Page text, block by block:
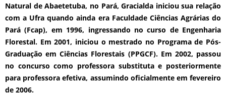
Natural de Abaetetuba, no Pará, Gracialda iniciou sua relação
com a Ufra quando ainda era Faculdade Ciências Agrárias do
Pará (Fcap), em 1996, ingressando no curso de Engenharia
Florestal. Em 2001, iniciou o mestrado no Programa de Pós-
Graduação em Ciências Florestais (PPGCF). Em 2002, passou
no concurso como professora substituta e posteriormente
para professora efetiva, assumindo oficialmente em fevereiro
de 2006.